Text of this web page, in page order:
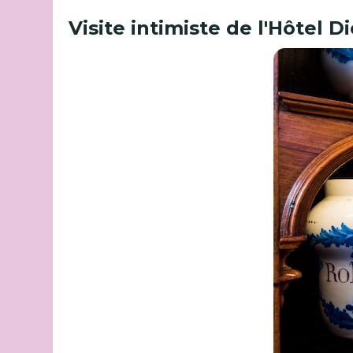
Visite intimiste de l'Hôtel